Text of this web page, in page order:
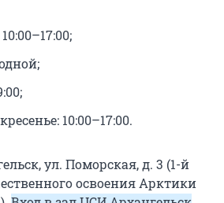
10:00–17:00.
ул. Поморская, д. 3 (1-й
освоения Арктики